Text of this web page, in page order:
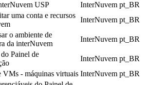
USP InterNuvem pt_BR
uma conta e recursos
InterNuvem pt_BR
o ambiente de
da interNuvem
InterNuvem pt_BR
Painel de
InterNuvem pt_BR
VMs - máquinas virtuais InterNuvem pt_BR